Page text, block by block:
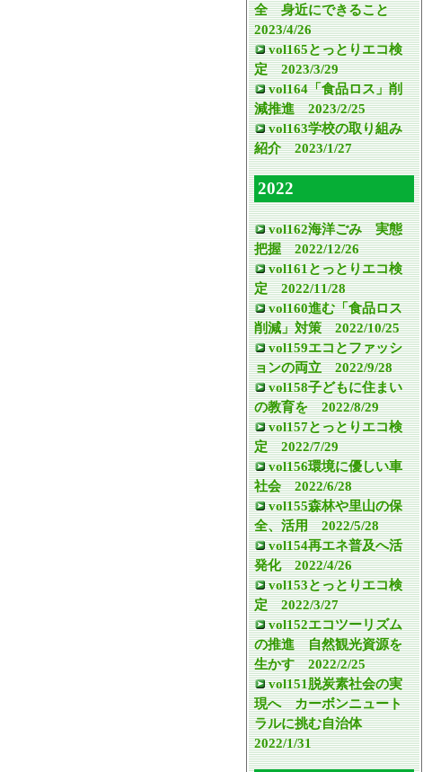
全 身近にできること
2023/4/26
vol165とっとりエコ検
定 2023/3/29
vol164「食品ロス」削
減推進 2023/2/25
vol163学校の取り組み
紹介 2023/1/27
2022
vol162海洋ごみ 実態
把握 2022/12/26
vol161とっとりエコ検
定 2022/11/28
vol160進む「食品ロス
削減」対策 2022/10/25
vol159エコとファッシ
ョンの両立 2022/9/28
vol158子どもに住まい
の教育を 2022/8/29
vol157とっとりエコ検
定 2022/7/29
vol156環境に優しい車
社会 2022/6/28
vol155森林や里山の保
全、活用 2022/5/28
vol154再エネ普及へ活
発化 2022/4/26
vol153とっとりエコ検
定 2022/3/27
vol152エコツーリズム
の推進 自然観光資源を
生かす 2022/2/25
vol151脱炭素社会の実
現へ カーボンニュート
ラルに挑む自治体
2022/1/31